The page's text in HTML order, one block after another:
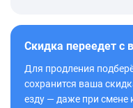
Скидка переедет с
Для продления
сохранится ваша
езду — даже при смене